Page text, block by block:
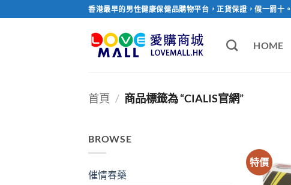
to
香港最早的男性健康保健品購物平台，正貨保證，假一罰十。
HOME
首頁 / 商品標籤為 “CIALIS官網”
BROWSE
催情春藥
特價